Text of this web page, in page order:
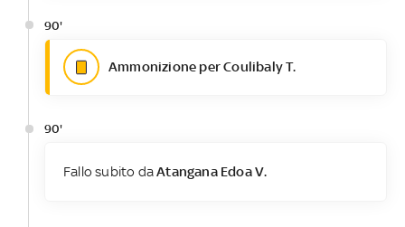
90'
Ammonizione per Coulibaly T.
90'
Fallo subito daAtangana Edoa V.